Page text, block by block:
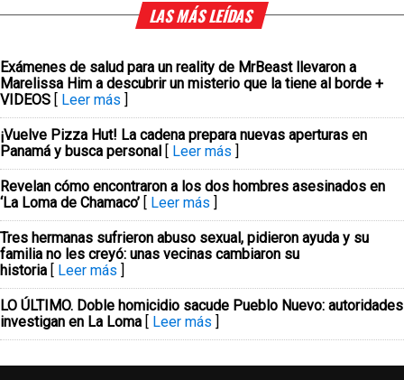
LAS MÁS LEÍDAS
Exámenes de salud para un reality de MrBeast llevaron a
Marelissa Him a descubrir un misterio que la tiene al borde +
VIDEOS [ Leer más ]
¡Vuelve Pizza Hut! La cadena prepara nuevas aperturas en
Panamá y busca personal [ Leer más ]
Revelan cómo encontraron a los dos hombres asesinados en
‘La Loma de Chamaco’ [ Leer más ]
Tres hermanas sufrieron abuso sexual, pidieron ayuda y su
familia no les creyó: unas vecinas cambiaron su
historia [ Leer más ]
LO ÚLTIMO. Doble homicidio sacude Pueblo Nuevo: autoridades
investigan en La Loma [ Leer más ]